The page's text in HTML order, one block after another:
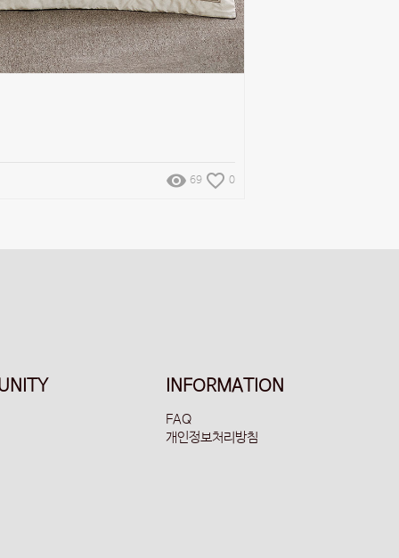
remove_red_eye 69 favorite_border 0
INFORMATION
FAQ
개인정보처리방침